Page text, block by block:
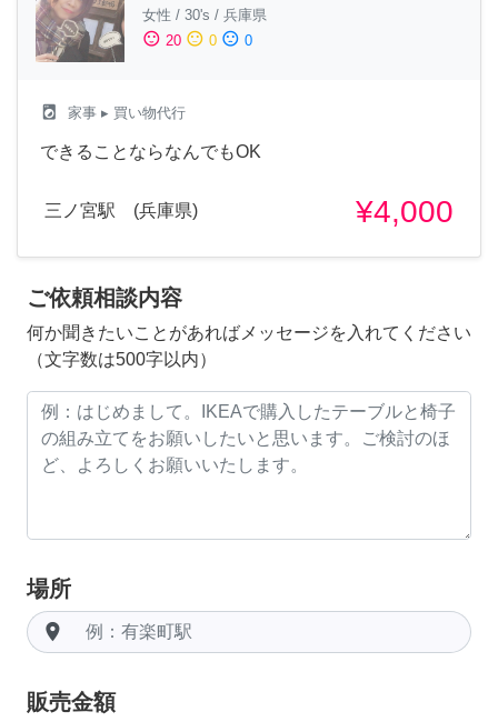
女性 / 30's / 兵庫県
sentiment_satisfied 20 sentiment_neutral 0 sentiment_dissatisfied 0
local_laundry_service 家事 ▸ 買い物代行
できることならなんでもOK
三ノ宮駅 (兵庫県) ¥4,000
ご依頼相談内容
何か聞きたいことがあればメッセージを入れてください
（文字数は500字以内）
場所
room
販売金額